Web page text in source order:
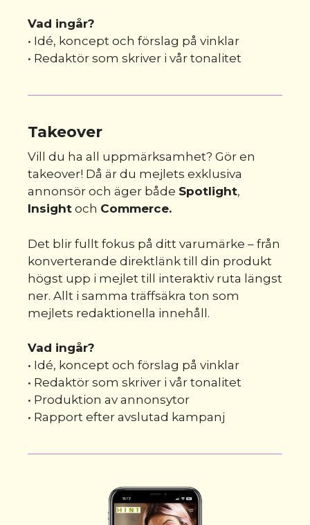
Vad ingår?
• Idé, koncept och förslag på vinklar
• Redaktör som skriver i vår tonalitet
Takeover
Vill du ha all uppmärksamhet? Gör en
takeover! Då är du mejlets exklusiva
annonsör och äger både Spotlight,
Insight och Commerce.
Det blir fullt fokus på ditt varumärke – från
konverterande direktlänk till din produkt
högst upp i mejlet till interaktiv ruta längst
ner. Allt i samma träffsäkra ton som
mejlets redaktionella innehåll.
Vad ingår?
• Idé, koncept och förslag på vinklar
• Redaktör som skriver i vår tonalitet
• Produktion av annonsytor
• Rapport efter avslutad kampanj